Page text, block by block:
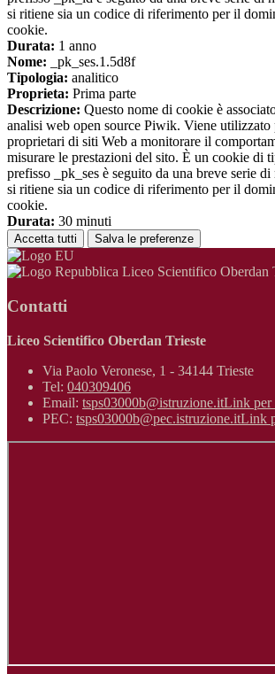
si ritiene sia un codice di riferimento per il
cookie.
Durata: 1 anno
Nome: _pk_ses.1.5d8f
Tipologia: analitico
Proprieta: Prima parte
Descrizione: Questo nome di cookie è
analisi web open source Piwik. Viene utilizzato
proprietari di siti Web a monitorare il
misurare le prestazioni del sito. È un cookie di
prefisso _pk_ses è seguito da una breve serie
si ritiene sia un codice di riferimento per il
cookie.
Durata: 30 minuti
Accetta tutti Salva le preferenze
Liceo Scientifico Oberdan
Contatti
Liceo Scientifico Oberdan Trieste
Via Paolo Veronese, 1 - 34144 Trieste
Tel: 040309406
Email: tsps03000b@istruzione.itLink per
PEC: tsps03000b@pec.istruzione.itLink